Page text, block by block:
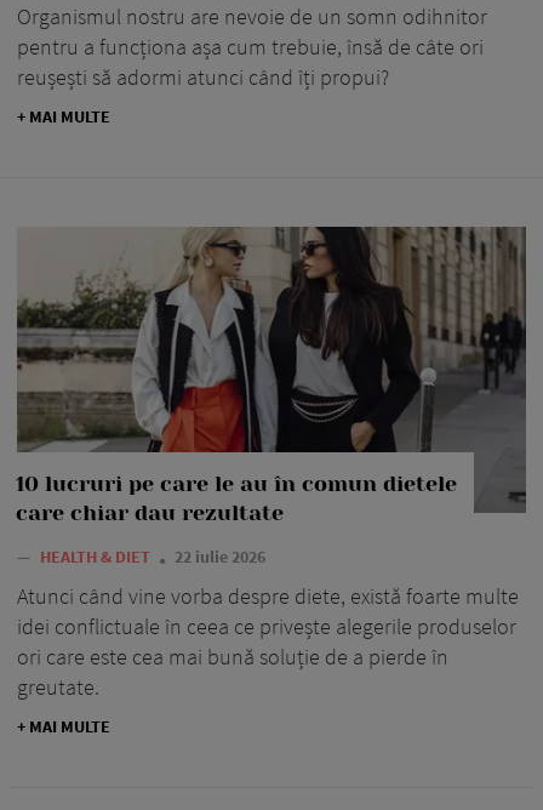
Organismul nostru are nevoie de un somn odihnitor
pentru a funcționa așa cum trebuie, însă de câte ori
reușești să adormi atunci când îți propui?
+ MAI MULTE
10 lucruri pe care le au în comun dietele
care chiar dau rezultate
— HEALTH & DIET 22 iulie 2026
Atunci când vine vorba despre diete, există foarte multe
idei conflictuale în ceea ce privește alegerile produselor
ori care este cea mai bună soluție de a pierde în
greutate.
+ MAI MULTE